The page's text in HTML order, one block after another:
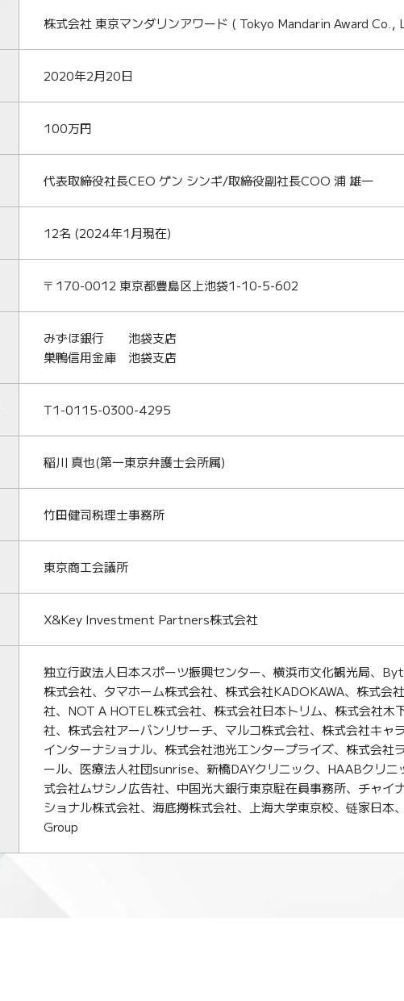
株式会社 東京マンダリンアワード ( Tokyo Mandarin Award Co.,
2020年2月20日
100万円
代表取締役社長CEO ゲン シンギ/取締役副社長COO 浦 雄一
12名 (2024年1月現在)
〒170-0012 東京都豊島区上池袋1-10-5-602
みずほ銀行 池袋支店
巣鴨信用金庫 池袋支店
T1-0115-0300-4295
稲川 真也(第一東京弁護士会所属)
竹田健司税理士事務所
東京商工会議所
X&Key Investment Partners株式会社
独立行政法人日本スポーツ振興センター、横浜市文化観光局、
株式会社、タマホーム株式会社、株式会社KADOKAWA、株式会
社、NOT A HOTEL株式会社、株式会社日本トリム、株式会社木
社、株式会社アーバンリサーチ、マルコ株式会社、株式会社キャ
インターナショナル、株式会社池光エンタープライズ、株式会社
ール、医療法人社団sunrise、新橋DAYクリニック、HAABクリ
式会社ムサシノ広告社、中国光大銀行東京駐在員事務所、チャイ
ショナル株式会社、海底撈株式会社、上海大学東京校、链家日
Group